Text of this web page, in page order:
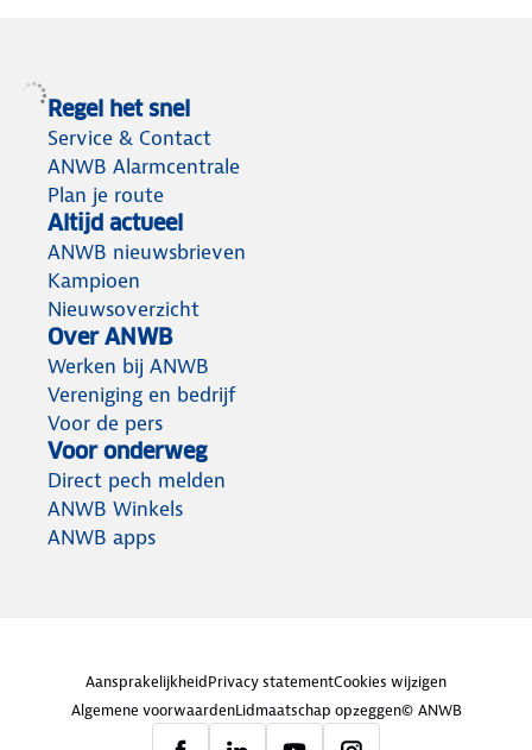
Regel het snel
Service & Contact
ANWB Alarmcentrale
Plan je route
Altijd actueel
ANWB nieuwsbrieven
Kampioen
Nieuwsoverzicht
Over ANWB
Werken bij ANWB
Vereniging en bedrijf
Voor de pers
Voor onderweg
Direct pech melden
ANWB Winkels
ANWB apps
AansprakelijkheidPrivacy statementCookies wijzigen
Algemene voorwaardenLidmaatschap opzeggen© ANWB